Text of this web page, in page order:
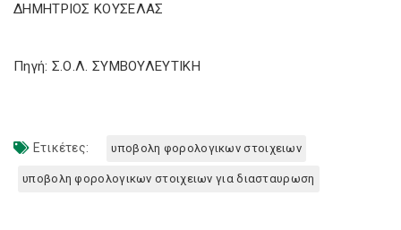
ΔΗΜΗΤΡΙΟΣ ΚΟΥΣΕΛΑΣ
Πηγή: Σ.Ο.Λ. ΣΥΜΒΟΥΛΕΥΤΙΚΗ
Ετικέτες: υποβολη φορολογικων στοιχειων
υποβολη φορολογικων στοιχειων για διασταυρωση